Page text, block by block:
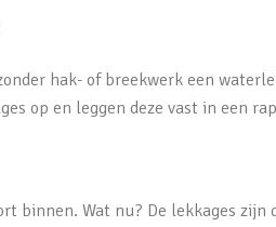
hak- of breekwerk een
op en leggen deze vast in een
binnen. Wat nu? De lekkages